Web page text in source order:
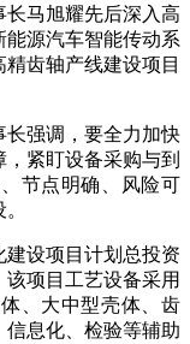
马旭耀先后深入高
源汽车智能传动系
齿轴产线建设项目
长强调，要全力加快
紧盯设备采购与到
节点明确、风险可
设项目计划总投资
该项目工艺设备采用
、大中型壳体、齿
息化、检验等辅助